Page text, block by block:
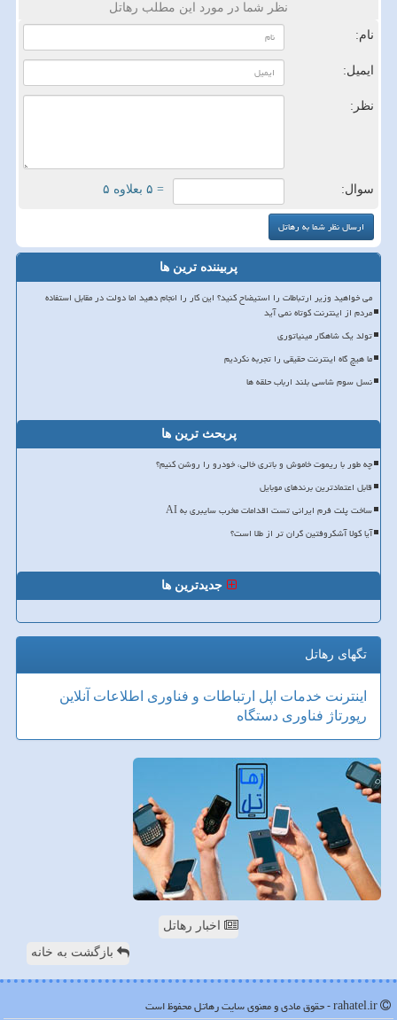
نظر شما در مورد این مطلب رهاتل
نام:
ایمیل:
نظر:
سوال: = ۵ بعلاوه ۵
پربیننده ترین ها
می خواهید وزیر ارتباطات را استیضاح کنید؟ این کار را انجام دهید اما دولت در مقابل استفاده
مردم از اینترنت کوتاه نمی آید
تولد یک شاهکار مینیاتوری
ما هیچ گاه اینترنت حقیقی را تجربه نکردیم
نسل سوم شاسی بلند ارباب حلقه ها
پربحث ترین ها
چه طور با ریموت خاموش و باتری خالی، خودرو را روشن کنیم؟
قابل اعتمادترین برندهای موبایل
ساخت پلت فرم ایرانی تست اقدامات مخرب سایبری به AI
آیا کولا آشکروفتین گران تر از طلا است؟
جدیدترین ها
تگهای رهاتل
اینترنت خدمات اپل ارتباطات و فناوری اطلاعات آنلاین
رپورتاژ فناوری دستگاه
اخبار رهاتل
بازگشت به خانه